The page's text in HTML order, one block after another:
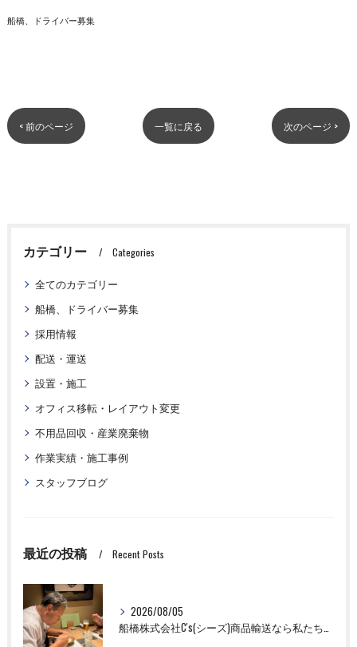
船橋、ドライバー募集
< 前のページ 一覧に戻る 次のページ >
カテゴリー Categories
全てのカテゴリー
船橋、ドライバー募集
採用情報
配送・運送
設置・施工
オフィス移転・レイアウト変更
不用品回収・産業廃棄物
作業実績・施工事例
スタッフブログ
最近の投稿 Recent Posts
2026/08/05
船橋株式会社C's(シーズ)商品輸送なら私たちにお任せください！お取引先様との交流を深めました！